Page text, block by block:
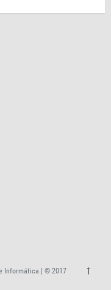
Informática | © 2017